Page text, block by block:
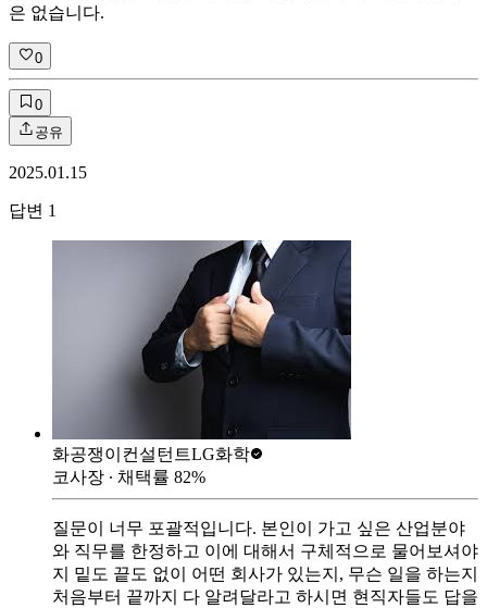
은 없습니다.
0
0
공유
2025.01.15
답변 1
화공쟁이컨설턴트LG화학
코사장 ∙ 채택률 82%
질문이 너무 포괄적입니다. 본인이 가고 싶은 산업분야
와 직무를 한정하고 이에 대해서 구체적으로 물어보셔야
지 밑도 끝도 없이 어떤 회사가 있는지, 무슨 일을 하는지
처음부터 끝까지 다 알려달라고 하시면 현직자들도 답을